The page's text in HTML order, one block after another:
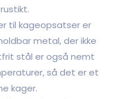
til kageopsatser er
metal, der ikke
stål er også nemt
så det er et
kager.